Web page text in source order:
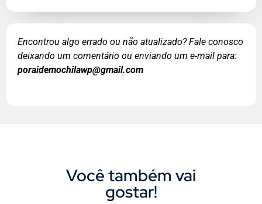
Encontrou algo errado ou não atualizado? Fale conosco
deixando um comentário ou enviando um e-mail para:
poraidemochilawp@gmail.com
Você também vai
gostar!